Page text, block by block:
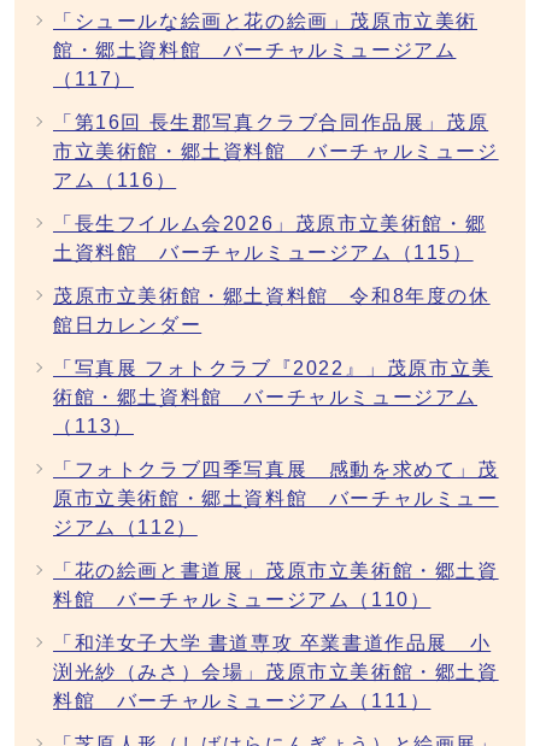
「シュールな絵画と花の絵画」茂原市立美術
館・郷土資料館 バーチャルミュージアム
（117）
「第16回 長生郡写真クラブ合同作品展」茂原
市立美術館・郷土資料館 バーチャルミュージ
アム（116）
「長生フイルム会2026」茂原市立美術館・郷
土資料館 バーチャルミュージアム（115）
茂原市立美術館・郷土資料館 令和8年度の休
館日カレンダー
「写真展 フォトクラブ『2022』」茂原市立美
術館・郷土資料館 バーチャルミュージアム
（113）
「フォトクラブ四季写真展 感動を求めて」茂
原市立美術館・郷土資料館 バーチャルミュー
ジアム（112）
「花の絵画と書道展」茂原市立美術館・郷土資
料館 バーチャルミュージアム（110）
「和洋女子大学 書道専攻 卒業書道作品展 小
渕光紗（みさ）会場」茂原市立美術館・郷土資
料館 バーチャルミュージアム（111）